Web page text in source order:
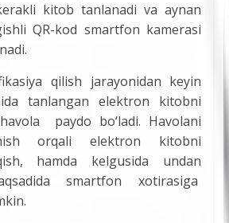
kitob tanlanadi va aynan
QR-kod smartfon kamerasi
qilish jarayonidan keyin
tanlangan elektron kitobni
paydo bo‘ladi. Havolani
orqali elektron kitobni
hamda kelgusida undan
smartfon xotirasiga